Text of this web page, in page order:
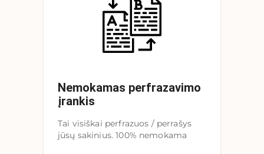
Nemokamas perfrazavimo
įrankis
Tai visiškai perfrazuos / perrašys
jūsų sakinius. 100% nemokama